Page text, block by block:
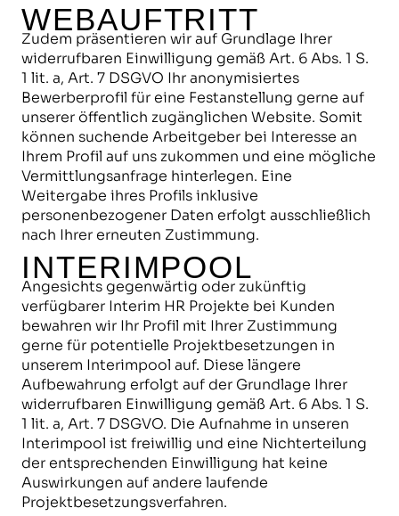
WEBAUFTRITT
Zudem präsentieren wir auf Grundlage Ihrer
widerrufbaren Einwilligung gemäß Art. 6 Abs. 1 S.
1 lit. a, Art. 7 DSGVO Ihr anonymisiertes
Bewerberprofil für eine Festanstellung gerne auf
unserer öffentlich zugänglichen Website. Somit
können suchende Arbeitgeber bei Interesse an
Ihrem Profil auf uns zukommen und eine mögliche
Vermittlungsanfrage hinterlegen. Eine
Weitergabe ihres Profils inklusive
personenbezogener Daten erfolgt ausschließlich
nach Ihrer erneuten Zustimmung.
INTERIMPOOL
Angesichts gegenwärtig oder zukünftig
verfügbarer Interim HR Projekte bei Kunden
bewahren wir Ihr Profil mit Ihrer Zustimmung
gerne für potentielle Projektbesetzungen in
unserem Interimpool auf. Diese längere
Aufbewahrung erfolgt auf der Grundlage Ihrer
widerrufbaren Einwilligung gemäß Art. 6 Abs. 1 S.
1 lit. a, Art. 7 DSGVO. Die Aufnahme in unseren
Interimpool ist freiwillig und eine Nichterteilung
der entsprechenden Einwilligung hat keine
Auswirkungen auf andere laufende
Projektbesetzungsverfahren.